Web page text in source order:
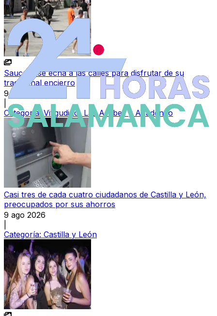
Saucelle se echa a las calles para disfrutar de su
tradicional encierro
9 ago 2026
Categoría:Vitigudino, Las Arribes y Abadengo
Casi tres de cada cuatro ciudadanos de Castilla y León,
preocupados por sus ahorros
9 ago 2026
Categoría: Castilla y León